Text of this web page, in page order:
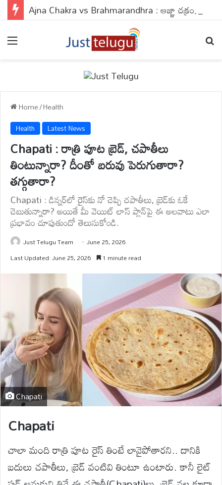
Ajna Chakra vs Brahmarandhra : ఆజ్ఞా చక్రం వర్సెస్ బ్రహ్మరంధ్రం.. ఈ 2 పాయింట్స్‌లో బొట్టు పెడితే ఏం జరుగుతుందో తెలుసా?
Home/Health
Health Latest News
Chapati : రాత్రి పూట బ్రెడ్, చపాతీలు
తింటున్నారా? దీంతో బరువు పెరుగుతారా?
తగ్గుతారా?
Chapati : డిన్నర్‌లో రైస్‌కు నో చెప్పి చపాతీలు, బ్రెడ్‌కు ఓకే
చెబుతున్నారా? అయితే మీ వెయిట్ లాస్ ప్లాన్‌పై ఈ అలవాటు ఎలా
ప్రభావం చూపుతుందో తెలుసుకోండి.
Just Telugu Team
June 25, 2026
Last Updated: June 25, 2026
1 minute read
Chapati
Chapati
చాలా మంది రాత్రి పూట రైస్ తింటే లావైపోతారని.. దానికి
బదులు చపాతీలు, బ్రెడ్ వంటివి తింటూ ఉంటారు. కానీ లైట్